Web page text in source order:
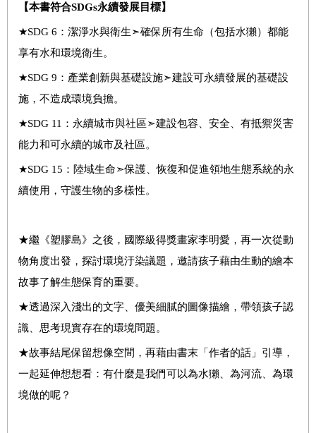
【本書符合SDGs永續發展目標】
★SDG 6：潔淨水與衛生➣確保所有生命（包括水獺）都能
享有水和環境衛生。
★SDG 9：產業創新與基礎設施➣建設可永續發展的基礎設
施，不造成環境負擔。
★SDG 11：永續城市與社區➣建設包容、安全、有抵禦災害
能力和可永續的城市及社區。
★SDG 15：陸域生命➣保護、恢復和促進領地生態系統的永
續使用， 守護生物的多樣性。
★繼《塑膠島》之後，國際級得獎畫家李明愛，再一次從動
物角度出發，探討環境汙染議題，邀請孩子藉由生動的繪本
故事了解生態保育的重要。
★透過深入淺出的文字、優美細膩的圖像描繪，帶領孩子認
識、思考現實存在的環境問題。
★故事結尾保留想像空間，再藉由書末「作者的話」引導，
一起延伸想想看：有什麼是我們可以為水獺、為河流、為環
境做的呢？